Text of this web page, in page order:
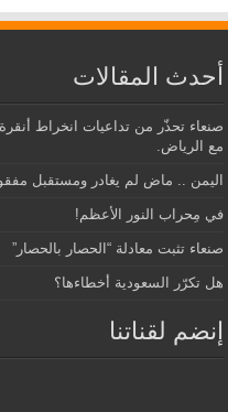
أحدث المقالات
صنعاء تحذّر من تداعيات انخراط
مع الرياض.
اليمن .. ماض لم يغادر ومستقبل
في مِحراب النور الأعظم!
صنعاء تثبت معادلة “الحصار بالحصار”
هل تكرّر السعودية أخطاءها؟
إنضم لقناتنا